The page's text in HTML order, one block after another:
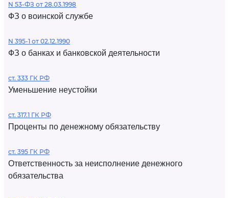
N 53-ФЗ от 28.03.1998
ФЗ о воинской службе
N 395-1 от 02.12.1990
ФЗ о банках и банковской деятельности
ст. 333 ГК РФ
Уменьшение неустойки
ст. 317.1 ГК РФ
Проценты по денежному обязательству
ст. 395 ГК РФ
Ответственность за неисполнение денежного
обязательства